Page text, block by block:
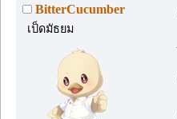
BitterCucumber
เป็ดมัธยม